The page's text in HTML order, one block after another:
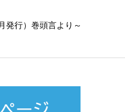
発行）巻頭言より～